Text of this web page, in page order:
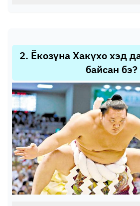
2. Ёкозүна Хакүхо хэд
байсан бэ?